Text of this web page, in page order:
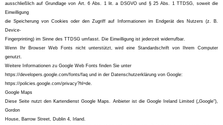
ausschließlich auf Grundlage von Art. 6 Abs. 1 lit. a DSGVO und § 25 Abs. 1 TTDSG, soweit die
Einwilligung
die Speicherung von Cookies oder den Zugriff auf Informationen im Endgerät des Nutzers (z. B.
Device-
Fingerprinting) im Sinne des TTDSG umfasst. Die Einwilligung ist jederzeit widerrufbar.
Wenn Ihr Browser Web Fonts nicht unterstützt, wird eine Standardschrift von Ihrem Computer
genutzt.
Weitere Informationen zu Google Web Fonts finden Sie unter
https://developers.google.com/fonts/faq und in der Datenschutzerklärung von Google:
https://policies.google.com/privacy?hl=de.
Google Maps
Diese Seite nutzt den Kartendienst Google Maps. Anbieter ist die Google Ireland Limited („Google“),
Gordon
House, Barrow Street, Dublin 4, Irland.